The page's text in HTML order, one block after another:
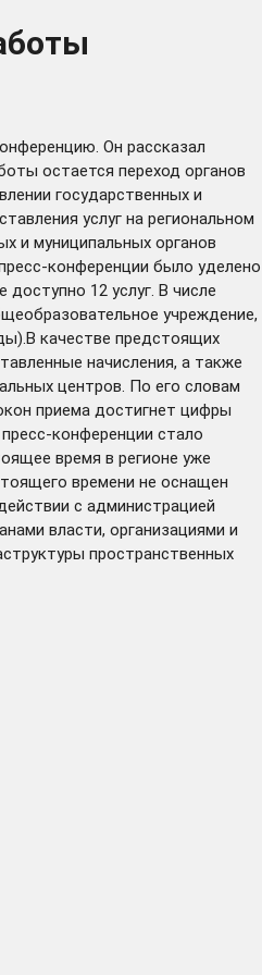
Он рассказал
остается переход органов
государственных и
услуг на региональном
и муниципальных органов
конференции было уделено
12 услуг. В числе
учреждение,
качестве предстоящих
начисления, а также
центров. По его словам
приема достигнет цифры
конференции стало
время в регионе уже
времени не оснащен
с администрацией
власти, организациями и
пространственных